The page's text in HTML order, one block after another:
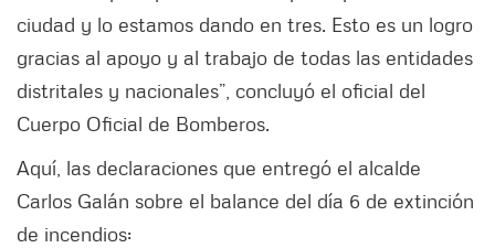
ciudad y lo estamos dando en tres. Esto es un logro
gracias al apoyo y al trabajo de todas las entidades
distritales y nacionales”, concluyó el oficial del
Cuerpo Oficial de Bomberos.
Aquí, las declaraciones que entregó el alcalde
Carlos Galán sobre el balance del día 6 de extinción
de incendios: